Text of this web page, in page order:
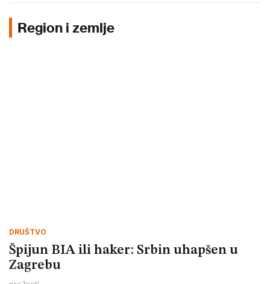
Region i zemlje
DRUŠTVO
Špijun BIA ili haker: Srbin uhapšen u
Zagrebu